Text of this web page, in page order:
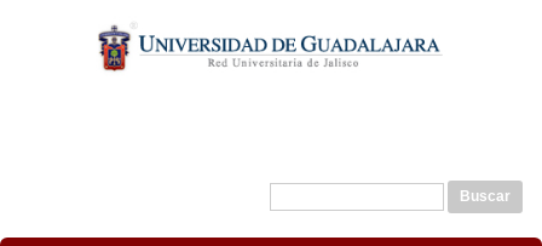
contenido
principal
Formulario de búsqueda
Buscar